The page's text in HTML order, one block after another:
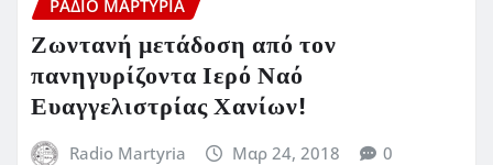
ΡΆΔΙΟ ΜΑΡΤΥΡΊΑ
Ζωντανή μετάδοση από τον
πανηγυρίζοντα Ιερό Ναό
Ευαγγελιστρίας Χανίων!
Radio Martyria Μαρ 24, 2018 0